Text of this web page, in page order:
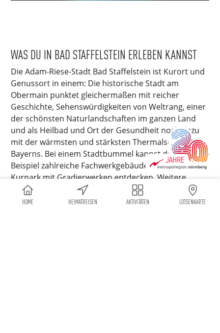
HOME HEIMATREISEN AKTIVITÄTEN LOTSENKARTE
WAS DU IN BAD STAFFELSTEIN ERLEBEN KANNST
Die Adam-Riese-Stadt Bad Staffelstein ist Kurort und
Genussort in einem: Die historische Stadt am
Obermain punktet gleichermaßen mit reicher
Geschichte, Sehenswürdigkeiten von Weltrang, einer
der schönsten Naturlandschaften im ganzen Land
und als Heilbad und Ort der Gesundheit noch dazu
mit der wärmsten und stärksten Thermalsole
Bayerns. Bei einem Stadtbummel kannst du zum
Beispiel zahlreiche Fachwerkgebäude oder den
Kurpark mit Gradierwerken entdecken. Weitere
Sehenswürdigkeiten sind das Kloster Banz, die
Basilika Vierzehnheiligen oder der Staffelberg.